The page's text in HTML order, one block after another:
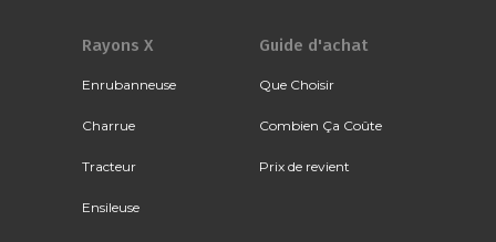
Rayons X
Enrubanneuse
Charrue
Tracteur
Ensileuse
Guide d'achat
Que Choisir
Combien Ça Coûte
Prix de revient